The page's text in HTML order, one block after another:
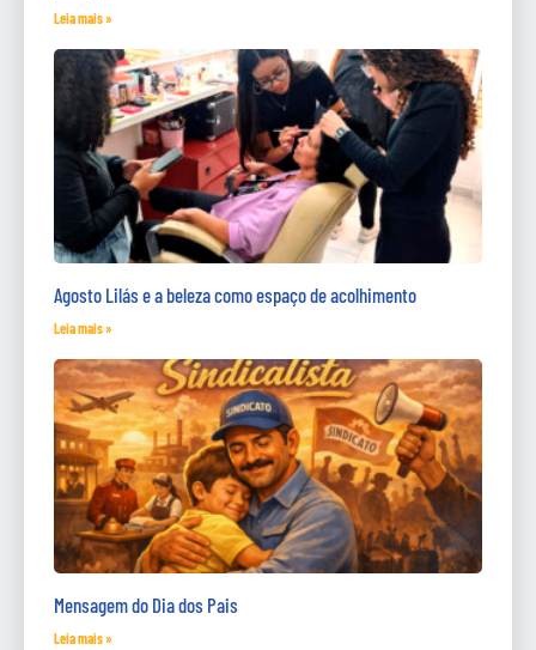
Leia mais »
Agosto Lilás e a beleza como espaço de acolhimento
Leia mais »
Mensagem do Dia dos Pais
Leia mais »